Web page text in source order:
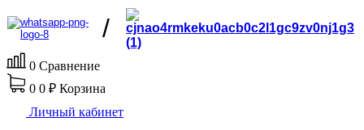
/
0 Сравнение
0 0 ₽ Корзина
Личный кабинет